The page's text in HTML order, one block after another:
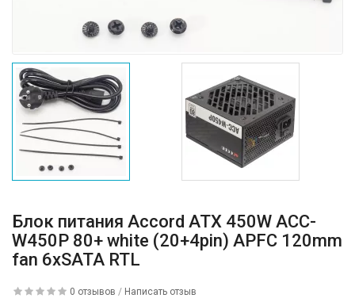
Блок питания Accord ATX 450W ACC-
W450P 80+ white (20+4pin) APFC 120mm
fan 6xSATA RTL
0 отзывов / Написать отзыв